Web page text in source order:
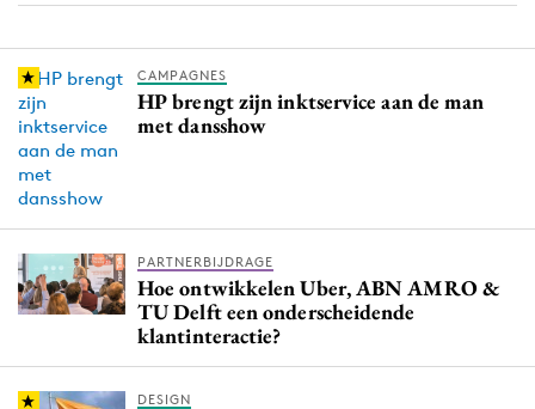
CAMPAGNES
HP brengt zijn inktservice aan de man
met dansshow
PARTNERBIJDRAGE
Hoe ontwikkelen Uber, ABN AMRO &
TU Delft een onderscheidende
klantinteractie?
DESIGN